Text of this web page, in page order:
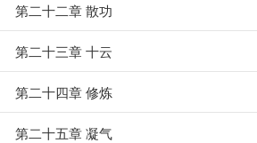
第二十二章 散功
第二十三章 十云
第二十四章 修炼
第二十五章 凝气